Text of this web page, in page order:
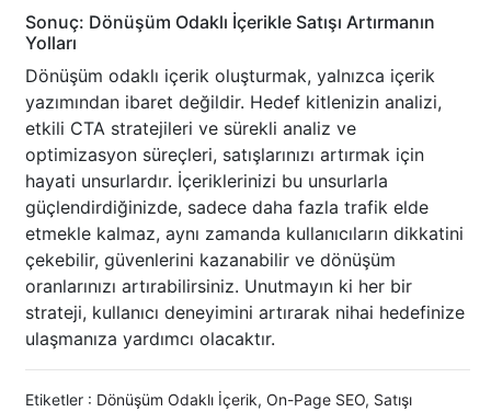
Sonuç: Dönüşüm Odaklı İçerikle Satışı Artırmanın
Yolları
Dönüşüm odaklı içerik oluşturmak, yalnızca içerik
yazımından ibaret değildir. Hedef kitlenizin analizi,
etkili CTA stratejileri ve sürekli analiz ve
optimizasyon süreçleri, satışlarınızı artırmak için
hayati unsurlardır. İçeriklerinizi bu unsurlarla
güçlendirdiğinizde, sadece daha fazla trafik elde
etmekle kalmaz, aynı zamanda kullanıcıların dikkatini
çekebilir, güvenlerini kazanabilir ve dönüşüm
oranlarınızı artırabilirsiniz. Unutmayın ki her bir
strateji, kullanıcı deneyimini artırarak nihai hedefinize
ulaşmanıza yardımcı olacaktır.
Etiketler : Dönüşüm Odaklı İçerik, On-Page SEO, Satışı